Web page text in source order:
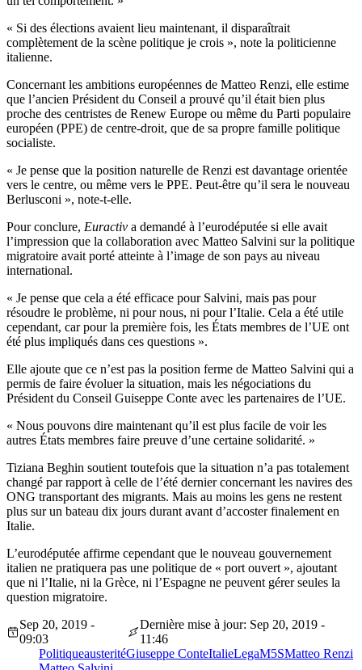
« Si des élections avaient lieu maintenant, il disparaîtrait
complètement de la scène politique je crois », note la politicienne
italienne.
Concernant les ambitions européennes de Matteo Renzi, elle estime
que l’ancien Président du Conseil a prouvé qu’il était bien plus
proche des centristes de Renew Europe ou même du Parti populaire
européen (PPE) de centre-droit, que de sa propre famille politique
socialiste.
« Je pense que la position naturelle de Renzi est davantage orientée
vers le centre, ou même vers le PPE. Peut-être qu’il sera le nouveau
Berlusconi », note-t-elle.
Pour conclure, Euractiv a demandé à l’eurodéputée si elle avait
l’impression que la collaboration avec Matteo Salvini sur la politique
migratoire avait porté atteinte à l’image de son pays au niveau
international.
« Je pense que cela a été efficace pour Salvini, mais pas pour
résoudre le problème, ni pour nous, ni pour l’Italie. Cela a été utile
cependant, car pour la première fois, les États membres de l’UE ont
été plus impliqués dans ces questions ».
Elle ajoute que ce n’est pas la position ferme de Matteo Salvini qui a
permis de faire évoluer la situation, mais les négociations du
Président du Conseil Guiseppe Conte avec les partenaires de l’UE.
« Nous pouvons dire maintenant qu’il est plus facile de voir les
autres États membres faire preuve d’une certaine solidarité. »
Tiziana Beghin soutient toutefois que la situation n’a pas totalement
changé par rapport à celle de l’été dernier concernant les navires des
ONG transportant des migrants. Mais au moins les gens ne restent
plus sur un bateau dix jours durant avant d’accoster finalement en
Italie.
L’eurodéputée affirme cependant que le nouveau gouvernement
italien ne pratiquera pas une politique de « port ouvert », ajoutant
que ni l’Italie, ni la Grèce, ni l’Espagne ne peuvent gérer seules la
question migratoire.
Sep 20, 2019 -
09:03
Dernière mise à jour: Sep 20, 2019 -
11:46
PolitiqueausteritéGiuseppe ConteItalieLegaM5SMatteo Renzi